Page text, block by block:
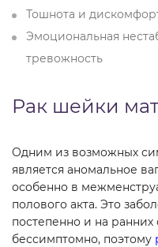
Тошнота и
Эмоциональная
тревожность
Рак шейки
Одним из возможных
является аномальное
особенно в
полового акта. Это
постепенно и на ранних
бессимптомно, поэтому